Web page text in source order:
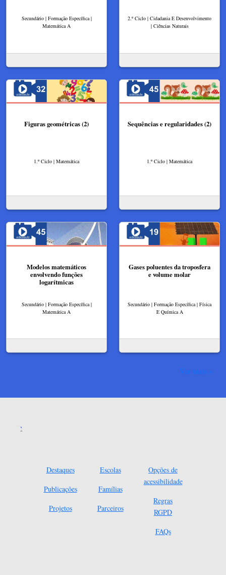
Secundário | Formação Específica |
Matemática A
2.º Ciclo | Cidadania E Desenvolvimento
| Ciências Naturais
Figuras geométricas (2)
1.º Ciclo | Matemática
Sequências e regularidades (2)
1.º Ciclo | Matemática
Modelos matemáticos
envolvendo funções
logarítmicas
Secundário | Formação Específica |
Matemática A
Gases poluentes da troposfera
e volume molar
Secundário | Formação Específica | Física
E Química A
Ver mais
Destaques
Publicações
Projetos
Escolas
Famílias
Parceiros
Opções de
acessibilidade
Regras
RGPD
FAQs